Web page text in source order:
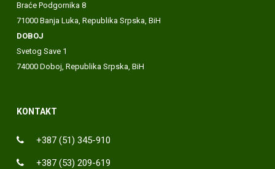
Braće Podgornika 8
71000 Banja Luka, Republika Srpska, BiH
DOBOJ
Svetog Save 1
74000 Doboj, Republika Srpska, BiH
KONTAKT
+387 (51) 345-910
+387 (53) 209-619